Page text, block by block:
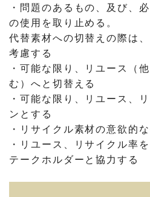
・問題のあるもの、及び、
の使用を取り止める。
代替素材への切替えの際は
考慮する
・可能な限り、リユース（
む）へと切替える
・可能な限り、リユース、
ンとする
・リサイクル素材の意欲的
・リユース、リサイクル率
テークホルダーと協力する